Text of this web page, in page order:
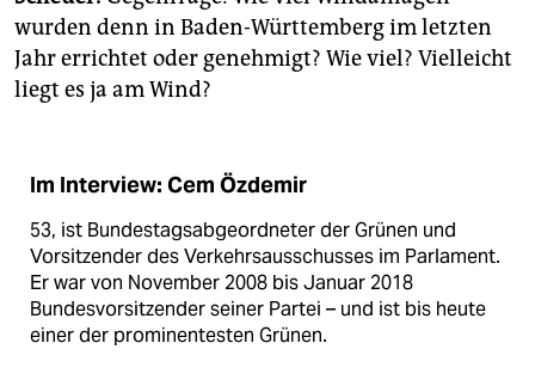
wurden denn in Baden-Württemberg im letzten
Jahr errichtet oder genehmigt? Wie viel? Vielleicht
liegt es ja am Wind?
Im Interview: Cem Özdemir
53, ist Bundestags­abgeordneter der Grünen und
Vorsitzender des Verkehrsausschusses im Parlament.
Er war von November 2008 bis Januar 2018
Bundesvorsitzender seiner Partei – und ist bis heute
einer der prominentesten Grünen.